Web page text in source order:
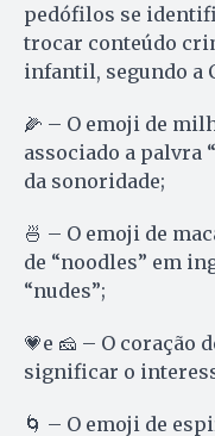
pedófilos se
trocar conteúdo
infantil, segundo a
🌽 – O emoji de
associado a palvra
da sonoridade;
🍜 – O emoji de
de “noodles” em
“nudes”;
💗e 🧀 – O coração
significar o
🌀 – O emoji de